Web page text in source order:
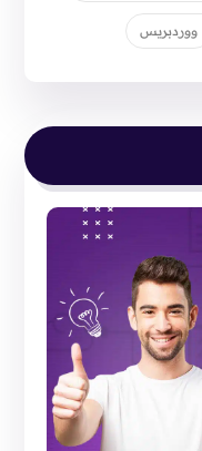
ووردبريس